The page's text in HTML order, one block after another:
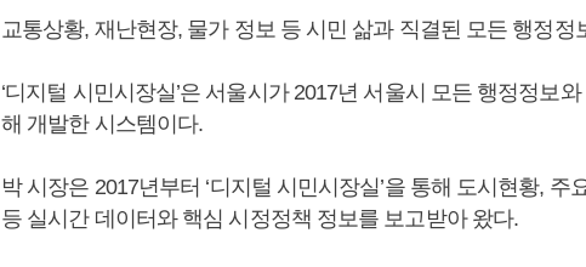
교통상황, 재난현장, 물가 정보 등 시민 삶과 직결된 모든 행정정
‘디지털 시민시장실’은 서울시가 2017년 서울시 모든 행정정보
해 개발한 시스템이다.
박 시장은 2017년부터 ‘디지털 시민시장실’을 통해 도시현황, 주
등 실시간 데이터와 핵심 시정정책 정보를 보고받아 왔다.